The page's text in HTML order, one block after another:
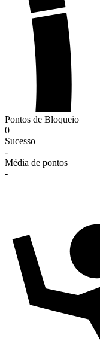
Pontos de Bloqueio
0
Sucesso
-
Média de pontos
-